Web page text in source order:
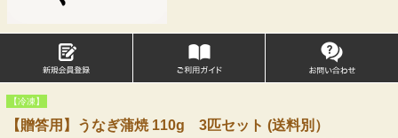
【冷凍】
【贈答用】うなぎ蒲焼 110g 3匹セット (送料別）